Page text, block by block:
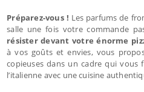
Préparez-vous ! Les parfums de
salle une fois votre commande
résister devant votre énorme
à vos goûts et envies, vous
copieuses dans un cadre qui vous
l’italienne avec une cuisine